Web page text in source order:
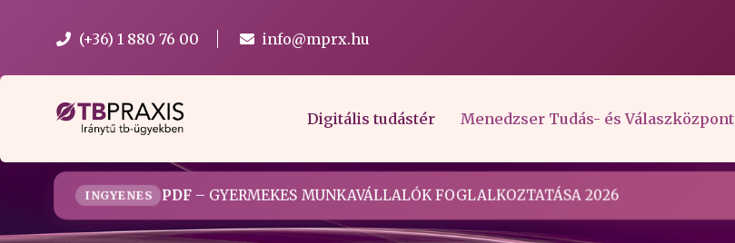
(+36) 1 880 76 00 info@mprx.hu
Digitális tudástér Menedzser Tudás- és Válaszközpont
INGYENES PDF– GYERMEKES MUNKAVÁLLALÓK FOGLALKOZTATÁSA 2026